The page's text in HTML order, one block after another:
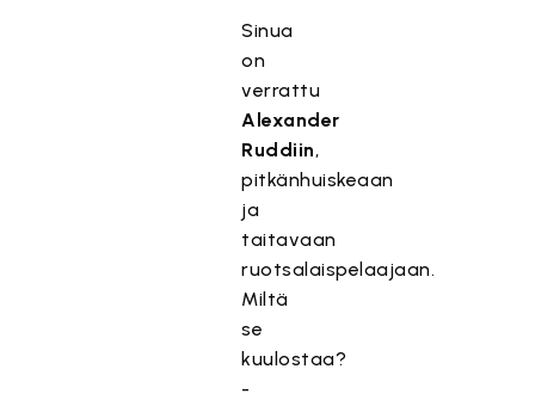
Sinua
on
verrattu
Alexander
Ruddiin,
pitkänhuiskeaan
ja
taitavaan
ruotsalaispelaajaan.
Miltä
se
kuulostaa?
-